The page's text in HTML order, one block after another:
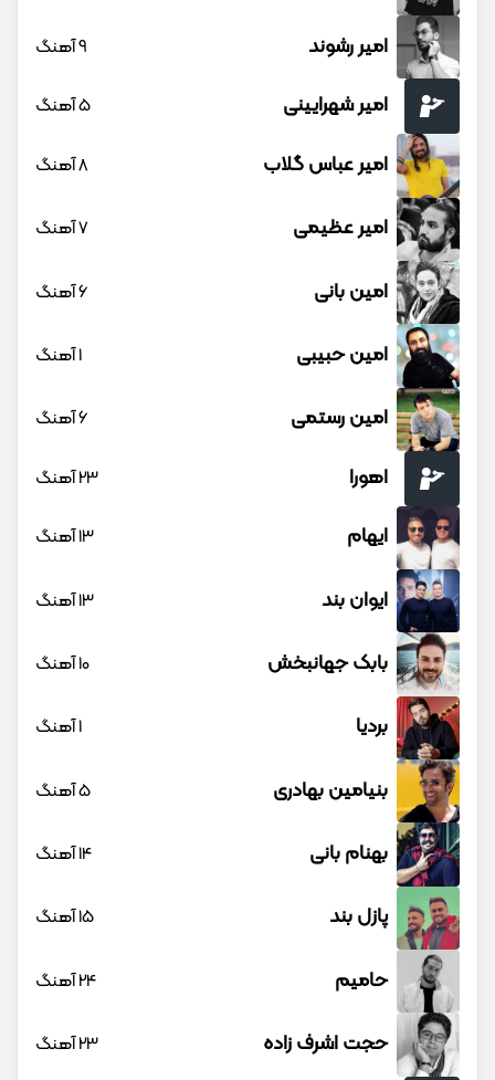
امیر رشوند 9 آهنگ
امیر شهرایینی 5 آهنگ
امیر عباس گلاب 8 آهنگ
امیر عظیمی 7 آهنگ
امین بانی 6 آهنگ
امین حبیبی 1 آهنگ
امین رستمی 6 آهنگ
اهورا 23 آهنگ
ایهام 13 آهنگ
ایوان بند 13 آهنگ
بابک جهانبخش 10 آهنگ
بردیا 1 آهنگ
بنیامین بهادری 5 آهنگ
بهنام بانی 14 آهنگ
پازل بند 15 آهنگ
حامیم 24 آهنگ
حجت اشرف زاده 23 آهنگ